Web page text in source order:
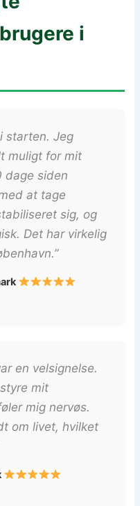
i
starten. Jeg
muligt for mit
dage siden
at tage
sig, og
Det har virkelig
en velsignelse.
mit
mig nervøs.
om livet, hvilket